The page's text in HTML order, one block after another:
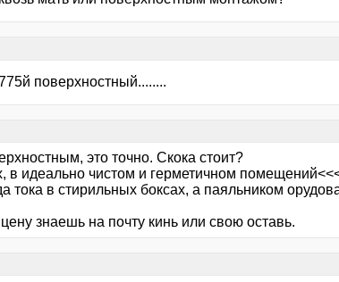
поверхностный........
это точно. Скока стоит?
в идеально чистом и герметичном
тока в стирильных боксах, а паяльником
знаешь на почту кинь или свою оставь.